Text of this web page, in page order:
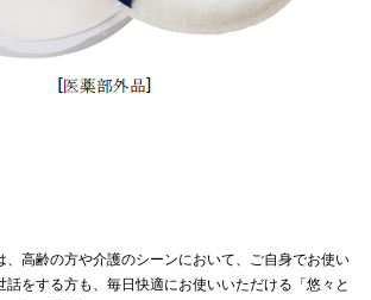
、高齢の方や介護のシーンにおいて、ご自身でお使い
話をする方も、毎日快適にお使いいただける「悠々と